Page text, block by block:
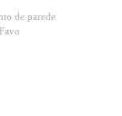
de parede